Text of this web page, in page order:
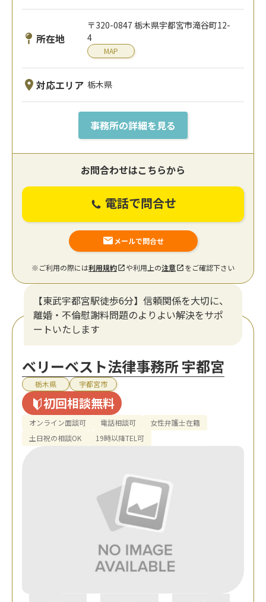
所在地
〒320-0847 栃木県宇都宮市滝谷町12-
4
MAP
対応エリア 栃木県
事務所の詳細を見る
お問合わせはこちらから
電話で問合せ
メールで問合せ
※ご利用の際には利用規約 や利用上の注意 をご確認下さい
【東武宇都宮駅徒歩6分】信頼関係を大切に、
離婚・不倫慰謝料問題のよりよい解決をサポ
ートいたします
ベリーベスト法律事務所 宇都宮
栃木県 宇都宮市
初回相談無料
オンライン面談可 電話相談可
女性弁護士在籍
土日祝の相談OK
19時以降TEL可